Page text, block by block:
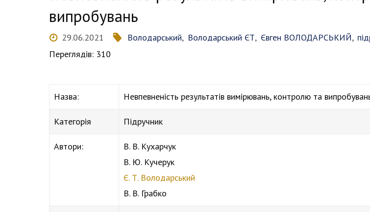
випробувань
29.06.2021 Володарський, Володарський ЄТ, Євген ВОЛОДАРСЬКИЙ,
Переглядів: 310
Назва: Невпевненість результатів вимірювань, контролю та
Категорія Підручник
Автори:
В. В. Кухарчук
В. Ю. Кучерук
Є. Т. Володарський
В. В. Грабко